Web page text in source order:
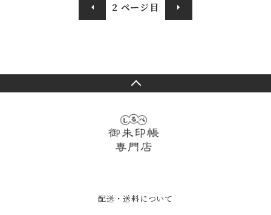
2 ページ目
配送・送料について